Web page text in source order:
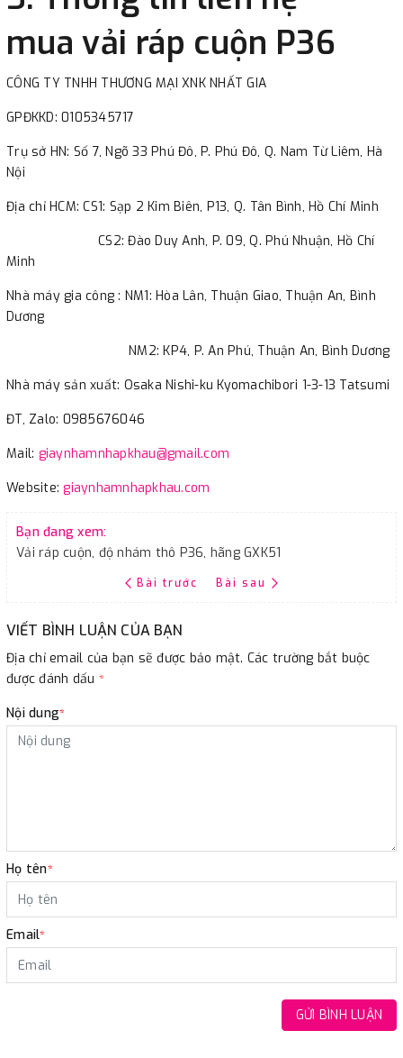
mua vải ráp cuộn P36
CÔNG TY TNHH THƯƠNG MẠI XNK NHẤT GIA
GPĐKKD: 0105345717
Trụ sở HN: Số 7, Ngõ 33 Phú Đô, P. Phú Đô, Q. Nam Từ Liêm, Hà
Nội
Địa chỉ HCM: CS1: Sạp 2 Kim Biên, P13, Q. Tân Bình, Hồ Chí Minh
CS2: Đào Duy Anh, P. 09, Q. Phú Nhuận, Hồ Chí
Minh
Nhà máy gia công : NM1: Hòa Lân, Thuận Giao, Thuận An, Bình
Dương
NM2: KP4, P. An Phú, Thuận An, Bình Dương
Nhà máy sản xuất: Osaka Nishi-ku Kyomachibori 1-3-13 Tatsumi
ĐT, Zalo: 0985676046
Mail: giaynhamnhapkhau@gmail.com
Website:giaynhamnhapkhau.com
Bạn đang xem:
Vải ráp cuộn, độ nhám thô P36, hãng GXK51
Bài trước Bài sau
VIẾT BÌNH LUẬN CỦA BẠN
Địa chỉ email của bạn sẽ được bảo mật. Các trường bắt buộc
được đánh dấu *
Nội dung*
Họ tên*
Email*
GỬI BÌNH LUẬN